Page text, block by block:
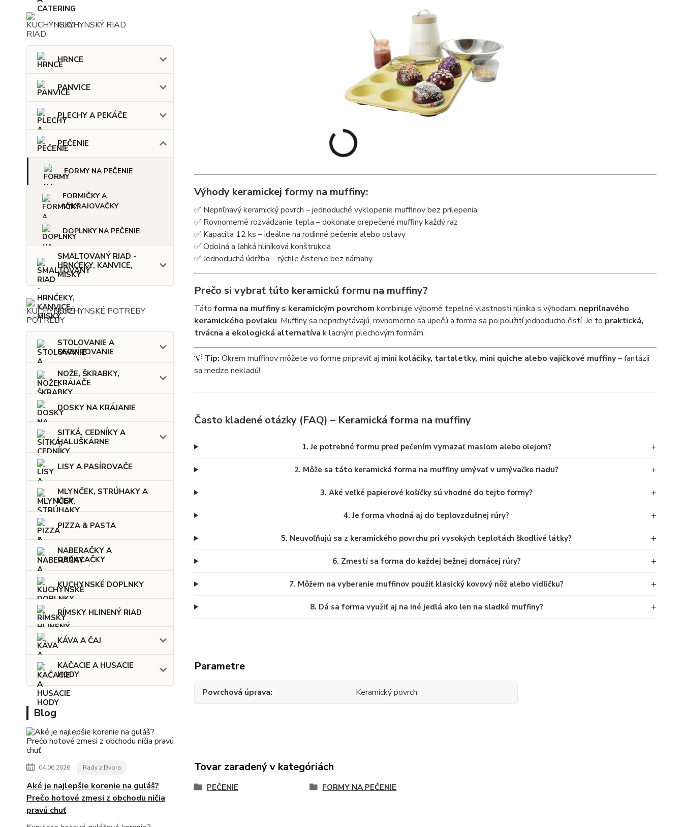
KUCHYNSKÝ RIAD
HRNCE
PANVICE
PLECHY A PEKÁČE
PEČENIE
FORMY NA PEČENIE
FORMIČKY A
VYKRAJOVAČKY
DOPLNKY NA PEČENIE
SMALTOVANÝ RIAD -
HRNĆEKY, KANVICE,
MISKY
KUCHYNSKÉ POTREBY
STOLOVANIE A
SERVÍROVANIE
NOŽE, ŠKRABKY,
KRÁJAČE
DOSKY NA KRÁJANIE
SITKÁ, CEDNÍKY A
HALUŠKÁRNE
LISY A PASÍROVAČE
MLYNČEK, STRÚHAKY A
LISY
PIZZA & PASTA
NABERAČKY A
OBRACAČKY
KUCHYNSKÉ DOPLNKY
RÍMSKY HLINENÝ RIAD
KÁVA A ČAJ
KAČACIE A HUSACIE
HODY
Blog
04.06.2026 Rady z Dvora
Aké je najlepšie korenie na guláš?
Prečo hotové zmesi z obchodu ničia
pravú chuť
Výhody keramickej formy na muffiny:
✅ Nepriľnavý keramický povrch – jednoduché vyklopenie muffinov bez prilepenia
✅ Rovnomerné rozvádzanie tepla – dokonale prepečené muffiny každý raz
✅ Kapacita 12 ks – ideálne na rodinné pečenie alebo oslavy
✅ Odolná a ľahká hliníková konštrukcia
✅ Jednoduchá údržba – rýchle čistenie bez námahy
Prečo si vybrať túto keramickú formu na muffiny?
Táto forma na muffiny s keramickým povrchom kombinuje výborné tepelné vlastnosti hliníka s výhodami nepriľnavého
keramického povlaku. Muffiny sa neprichytávajú, rovnomerne sa upečú a forma sa po použití jednoducho čistí. Je to praktická,
trvácna a ekologická alternatíva k lacným plechovým formám.
💡 Tip: Okrem muffinov môžete vo forme pripraviť aj mini koláčiky, tartaletky, mini quiche alebo vajíčkové muffiny– fantázii
sa medze nekladú!
Často kladené otázky (FAQ) – Keramická forma na muffiny
1. Je potrebné formu pred pečením vymazať maslom alebo olejom? +
2. Môže sa táto keramická forma na muffiny umývať v umývačke riadu? +
3. Aké veľké papierové košíčky sú vhodné do tejto formy? +
4. Je forma vhodná aj do teplovzdušnej rúry? +
5. Neuvoľňujú sa z keramického povrchu pri vysokých teplotách škodlivé látky? +
6. Zmestí sa forma do každej bežnej domácej rúry? +
7. Môžem na vyberanie muffinov použiť klasický kovový nôž alebo vidličku? +
8. Dá sa forma využiť aj na iné jedlá ako len na sladké muffiny? +
Parametre
Povrchová úprava Keramický povrch
Tovar zaradený v kategóriách
PEČENIE FORMY NA PEČENIE